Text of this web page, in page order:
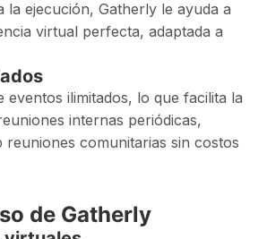
la ejecución, Gatherly le ayuda a
virtual perfecta, adaptada a
eventos ilimitados, lo que facilita la
internas periódicas,
reuniones comunitarias sin costos
de Gatherly